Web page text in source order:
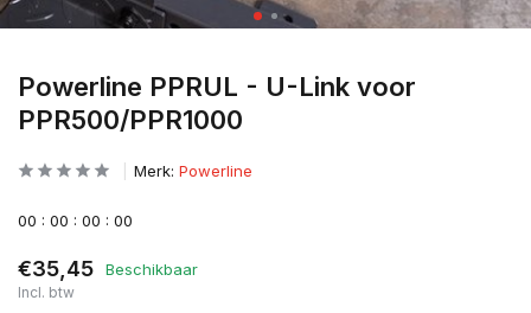
Powerline PPRUL - U-Link voor
PPR500/PPR1000
Merk: Powerline
00 : 00 : 00 : 00
€35,45 Beschikbaar
Incl. btw